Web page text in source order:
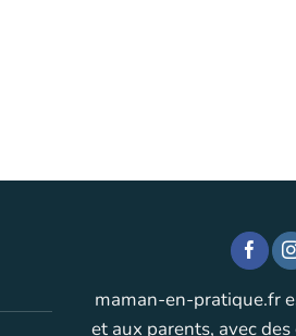
maman-en-pratique.fr
et aux parents, avec